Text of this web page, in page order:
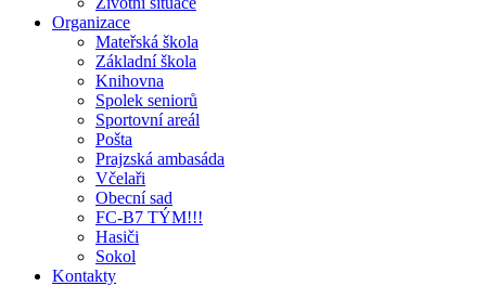
Organizace
Mateřská škola
Základní škola
Knihovna
Spolek seniorů
Sportovní areál
Pošta
Prajzská ambasáda
Včelaři
Obecní sad
FC-B7 TÝM!!!
Hasiči
Sokol
Kontakty